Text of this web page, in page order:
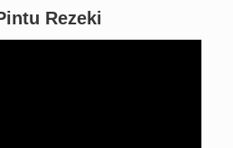
Rezeki